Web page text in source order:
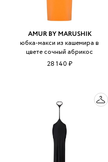
AMUR BY MARUSHIK
юбка-макси из кашемира в
цвете сочный абрикос
28 140 ₽